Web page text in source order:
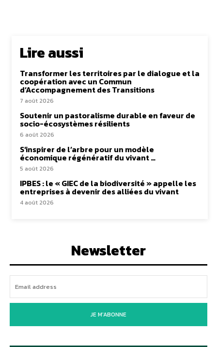
Lire aussi
Transformer les territoires par le dialogue et la
coopération avec un Commun
d’Accompagnement des Transitions
7 août 2026
Soutenir un pastoralisme durable en faveur de
socio-écosystèmes résilients
6 août 2026
S’inspirer de l’arbre pour un modèle
économique régénératif du vivant …
5 août 2026
IPBES : le « GIEC de la biodiversité » appelle les
entreprises à devenir des alliées du vivant
4 août 2026
Newsletter
JE M'ABONNE